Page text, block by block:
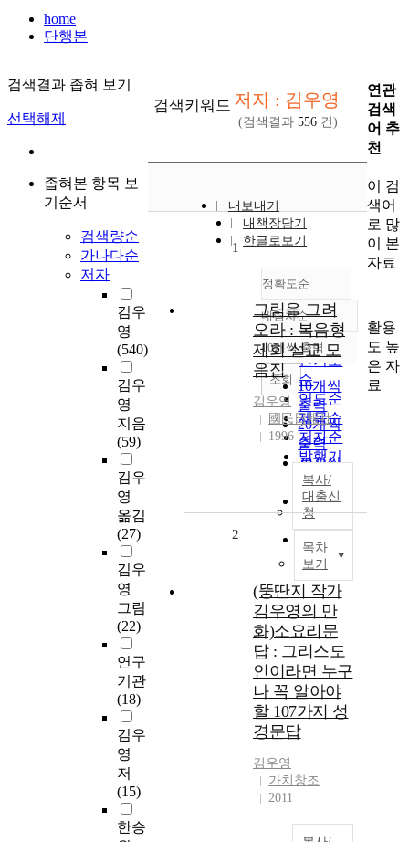
home
단행본
검색결과 좁혀 보기
선택해제
좁혀본 항목 보
기순서
검색량순
가나다순
저자
김우
영
(540)
김우
영
지음
(59)
김우
영
옮김
(27)
김우
영
그림
(22)
연구
기관
(18)
김우
영
저
(15)
한승
검색키워드 저자 : 김우영
(검색결과 556 건)
내보내기
내책장담기
한글로보기
정확도순
정확도
순
인기도
순
연도순
제목순
저자순
발행기
관순
내림차순
내림차순
10개씩 출력
10개씩
출력
20개씩
출력
30개씩
출력
50개씩
출력
100개씩
출력
조회
1
그림을 그려
오라 : 복음형
제회 설교 모
음집
김우영
國民日報社
1996
복사/
대출신
청
목차
보기
2
(뚱딴지 작가
김우영의 만
화)소요리문
답 : 그리스도
인이라면 누구
나 꼭 알아야
할 107가지 성
경문답
김우영
가치창조
2011
연관
검색
어 추
천
이 검
색어
로 많
이 본
자료
활용
도 높
은 자
료